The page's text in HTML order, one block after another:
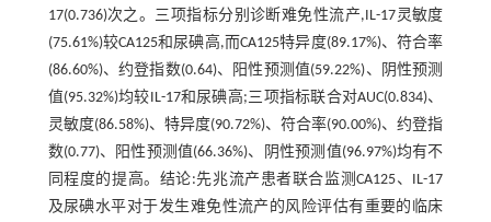
17(0.736)次之。三项指标分别诊断难免性流产,IL-17灵敏度
(75.61%)较CA125和尿碘高,而CA125特异度(89.17%)、符合率
(86.60%)、约登指数(0.64)、阳性预测值(59.22%)、阴性预测
值(95.32%)均较IL-17和尿碘高;三项指标联合对AUC(0.834)、
灵敏度(86.58%)、特异度(90.72%)、符合率(90.00%)、约登指
数(0.77)、阳性预测值(66.36%)、阴性预测值(96.97%)均有不
同程度的提高。结论:先兆流产患者联合监测CA125、IL-17
及尿碘水平对于发生难免性流产的风险评估有重要的临床